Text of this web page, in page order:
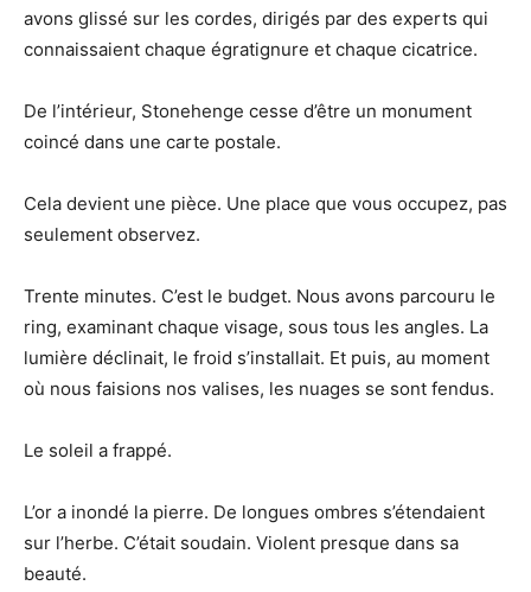
avons glissé sur les cordes, dirigés par des experts qui
connaissaient chaque égratignure et chaque cicatrice.
De l’intérieur, Stonehenge cesse d’être un monument
coincé dans une carte postale.
Cela devient une pièce. Une place que vous occupez, pas
seulement observez.
Trente minutes. C’est le budget. Nous avons parcouru le
ring, examinant chaque visage, sous tous les angles. La
lumière déclinait, le froid s’installait. Et puis, au moment
où nous faisions nos valises, les nuages ​​se sont fendus.
Le soleil a frappé.
L’or a inondé la pierre. De longues ombres s’étendaient
sur l’herbe. C’était soudain. Violent presque dans sa
beauté.